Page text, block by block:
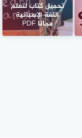
تحميل كتاب لتعلم
اللغة الإسبانية
مجانا PDF